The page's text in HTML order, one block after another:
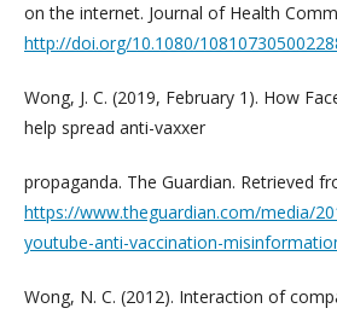
on the internet. Journal of Health
http://doi.org/10.1080/
Wong, J. C. (2019, February 1). How
help spread anti-vaxxer
propaganda. The Guardian. Retrieved
https://www.theguardian.com/media/
youtube-anti-vaccination-
Wong, N. C. (2012). Interaction of